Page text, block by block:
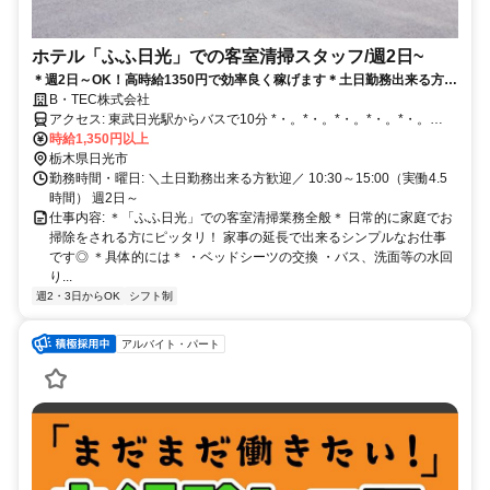
ホテル「ふふ日光」での客室清掃スタッフ/週2日~
＊週2日～OK！高時給1350円で効率良く稼げます＊土日勤務出来る方歓
迎！土日祝は時給150円UP★家事の延長でできるカンタンなお仕事♪
B・TEC株式会社
アクセス: 東武日光駅からバスで10分 *・。*・。*・。*・。*・。
*・。*・。*・。*・。*・。
時給1,350円以上
栃木県日光市
勤務時間・曜日: ＼土日勤務出来る方歓迎／ 10:30～15:00（実働4.5
時間） 週2日～
仕事内容: ＊「ふふ日光」での客室清掃業務全般＊ 日常的に家庭でお
掃除をされる方にピッタリ！ 家事の延長で出来るシンプルなお仕事
です◎ ＊具体的には＊ ・ベッドシーツの交換 ・バス、洗面等の水回
り...
週2・3日からOK シフト制
アルバイト・パート